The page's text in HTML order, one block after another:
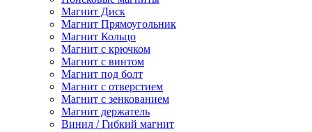
Магнит Диск
Магнит Пря­мо­уголь­ник
Магнит Кольцо
Магнит с крючком
Магнит с винтом
Магнит под болт
Магнит с отверстием
Магнит с зенкованием
Магнит держатель
Винил / Гибкий магнит